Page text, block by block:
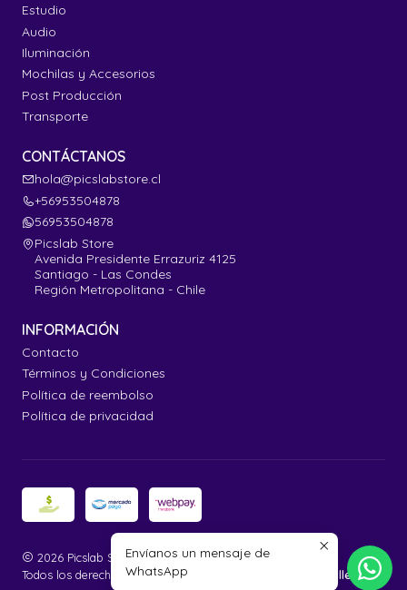
Estudio
Audio
Iluminación
Mochilas y Accesorios
Post Producción
Transporte
CONTÁCTANOS
hola@picslabstore.cl
+56953504878
56953504878
Picslab Store
Avenida Presidente Errazuriz 4125
Santiago - Las Condes
Región Metropolitana - Chile
INFORMACIÓN
Contacto
Términos y Condiciones
Política de reembolso
Política de privacidad
2026 Picslab Store.
Todos los derechos reservados.
Desarrollado por Jumpseller .
Envíanos un mensaje de
WhatsApp